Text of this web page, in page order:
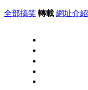
全部搞笑 轉載 網址介紹